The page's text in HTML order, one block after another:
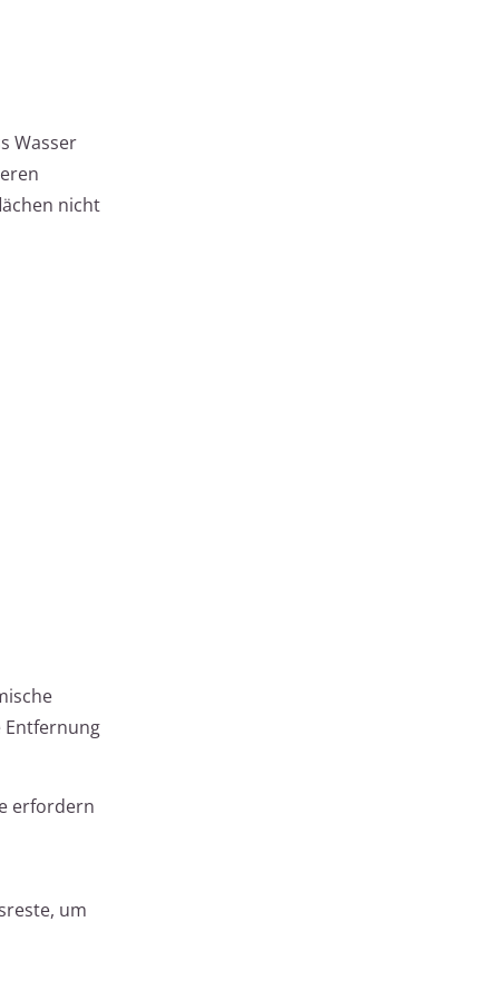
Wasser
nicht
Entfernung
erfordern
um